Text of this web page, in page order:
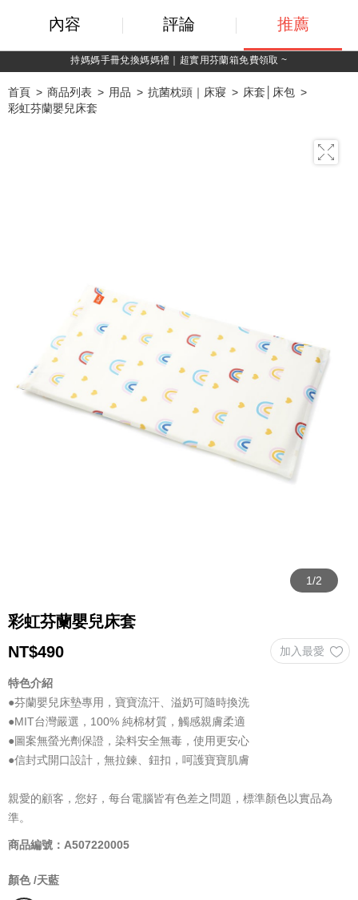
持媽媽手冊兌換媽媽禮｜超實用芬蘭箱免費領取 ~
首頁 商品列表 用品 抗菌枕頭｜床寢
床套│床包
彩虹芬蘭嬰兒床套
彩虹芬蘭嬰兒床套
NT$490
特色介紹
●芬蘭嬰兒床墊專用，寶寶流汗、溢奶可隨時換洗
●MIT台灣嚴選，100% 純棉材質，觸感親膚柔適
●圖案無螢光劑保證，染料安全無毒，使用更安心
●信封式開口設計，無拉鍊、鈕扣，呵護寶寶肌膚
親愛的顧客，您好，每台電腦皆有色差之問題，標準顏色以實品為
準。
商品編號：A507220005
顏色 /天藍
內容 評論 推薦